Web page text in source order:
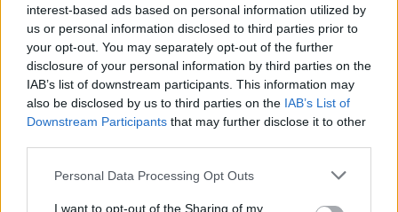
interest-based ads based on personal information utilized by
us or personal information disclosed to third parties prior to
your opt-out. You may separately opt-out of the further
disclosure of your personal information by third parties on the
IAB’s list of downstream participants. This information may
also be disclosed by us to third parties on the IAB’s List of
Downstream Participants that may further disclose it to other
Personal Data Processing Opt Outs
I want to opt-out of the Sharing of my
rész
T. szereti a fiatal lányokat 13. rész